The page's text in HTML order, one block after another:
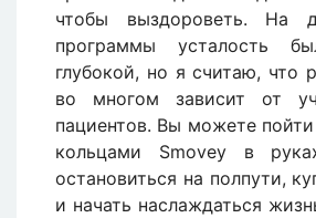
чтобы выздороветь. На
программы усталость
глубокой, но я считаю, что
во многом зависит от
пациентов. Вы можете пойти
кольцами Smovey в
остановиться на полпути,
и начать наслаждаться